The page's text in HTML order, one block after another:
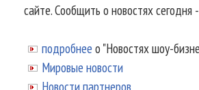
сайте. Сообщить о новостях сегодня
подробнее о "Новостях шоу-
Мировые новости
Новости партнеров